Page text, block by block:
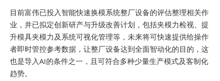
目前富伟已投入智能快速换模系统整厂设备的评估整理相关作
业，并已拟定创新研产与升级改善计划，包括夹模力检视、提
升模具夹模力及系统可视化管理等，未来将可快速提供给操作
者即时管控参考数据，让整厂设备达到全面智动化的目的，这
也是导入AI的条件之一，且可符合多种少量生产模式及客制化
趋势。